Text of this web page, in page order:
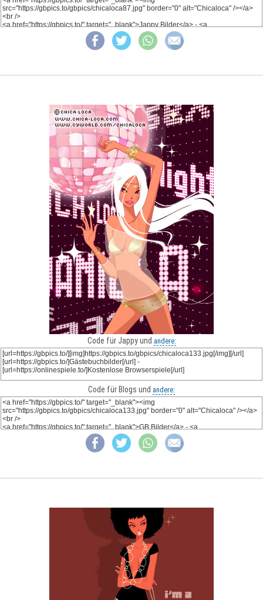
Code für Jappy und andere:
Code für Blogs und andere: